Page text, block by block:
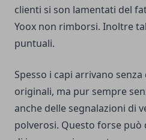
clienti si son lamentati del
Yoox non rimborsi. Inoltre
puntuali.
Spesso i capi arrivano
originali, ma pur sempre
anche delle segnalazioni di
polverosi. Questo forse può